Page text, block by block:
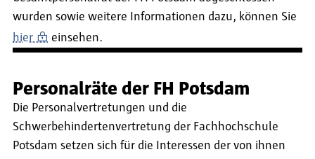
wurden sowie weitere Informationen dazu, können Sie
hier
einsehen.
Personalräte der FH Potsdam
Die Personalvertretungen und die
Schwerbehindertenvertretung der Fachhochschule
Potsdam setzen sich für die Interessen der von ihnen